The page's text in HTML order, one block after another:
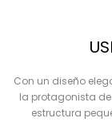
Con un diseño
la protagonista
estructura